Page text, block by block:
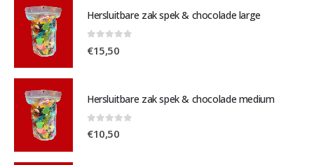
Hersluitbare zak spek & chocolade large
€15,50
Hersluitbare zak spek & chocolade medium
0out of 5
€10,50